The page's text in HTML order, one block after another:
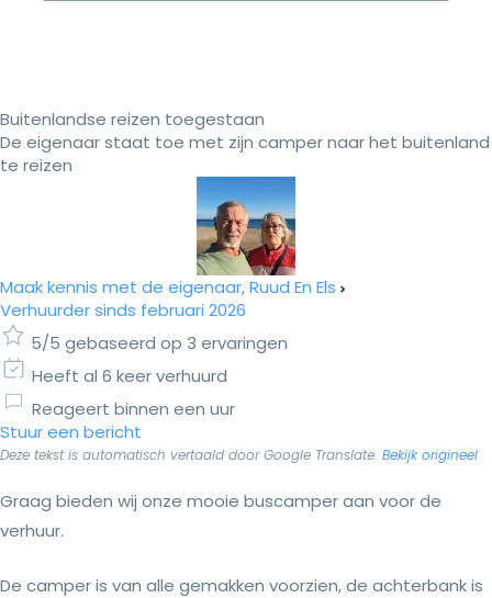
Buitenlandse reizen toegestaan
De eigenaar staat toe met zijn camper naar het buitenland
te reizen
Maak kennis met de eigenaar, Ruud En Els
Verhuurder sinds februari 2026
5/5 gebaseerd op 3 ervaringen
Heeft al 6 keer verhuurd
Reageert binnen een uur
Stuur een bericht
Deze tekst is automatisch vertaald door Google Translate. Bekijk origineel
Graag bieden wij onze mooie buscamper aan voor de
verhuur.
De camper is van alle gemakken voorzien, de achterbank is